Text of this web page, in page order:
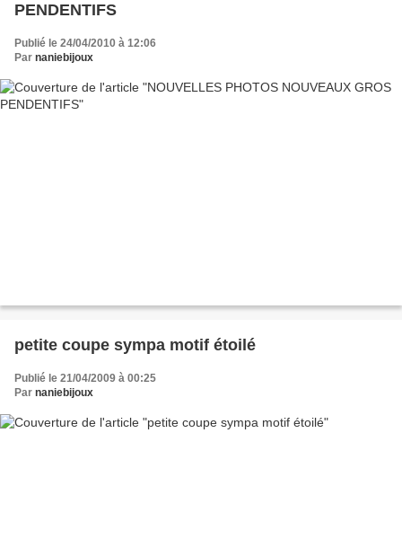
PENDENTIFS
Publié le 24/04/2010 à 12:06
Par naniebijoux
petite coupe sympa motif étoilé
Publié le 21/04/2009 à 00:25
Par naniebijoux